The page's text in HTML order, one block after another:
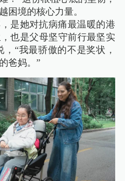
困境的核心力量。
是她对抗病痛最温暖的港
也是父母坚守前行最坚实
“我最骄傲的不是奖状，
爸妈。”